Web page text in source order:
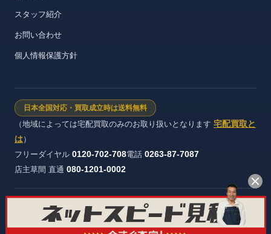
スタッフ紹介
お問い合わせ
個人情報保護方針
日本全国対応・買取成立時は送料無料
（地域によっては宅配買取のみのお取り扱いとなります 宅配買取と
は）
フリーダイヤル 0120-702-708電話 0263-87-7087
店主草間 直通 080-1201-0002
株式会社ヴィンテージストック 長野県公安委員会 許可証番号：第
481321600012号
© オーディオ買取屋 All rights reserved.